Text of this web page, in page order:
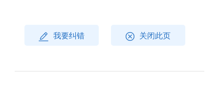
我要纠错 关闭此页